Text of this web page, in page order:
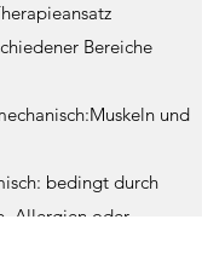
Bereiche
und
bedingt durch
Allergien oder